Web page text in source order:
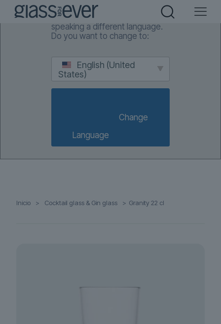
We've detected you might be
speaking a different language.
Do you want to change to:
English (United
States)
Language
Inicio > Cocktail glass & Gin glass > Granity 22 cl